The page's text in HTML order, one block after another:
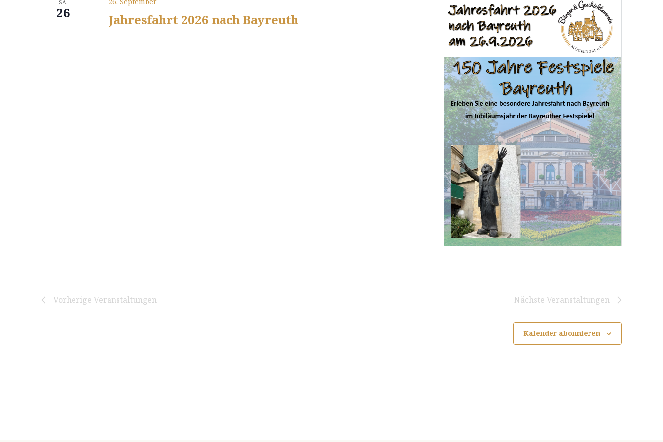
SA.
26 Jahresfahrt 2026 nach Bayreuth
Vorherige Veranstaltungen Nächste Veranstaltungen
Kalender abonnieren